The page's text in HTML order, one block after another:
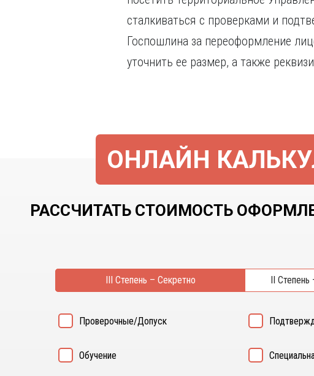
сталкиваться с проверками и
Госпошлина за переоформление
уточнить ее размер, а также
ОНЛАЙН
РАССЧИТАТЬ СТОИМОСТЬ
III Степень – Секретно II
Проверочные/Допуск
Обучение